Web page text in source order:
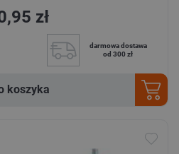
zł
darmowa dostawa
od 300 zł
koszyka